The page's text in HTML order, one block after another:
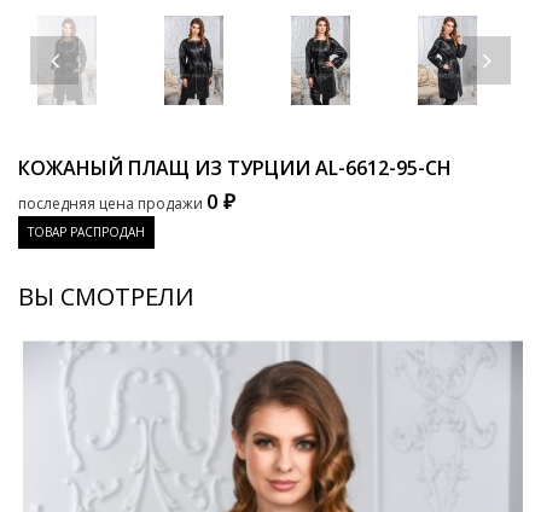
КОЖАНЫЙ ПЛАЩ ИЗ ТУРЦИИ AL-6612-95-CH
последняя цена продажи 0 ₽
ТОВАР РАСПРОДАН
ВЫ СМОТРЕЛИ